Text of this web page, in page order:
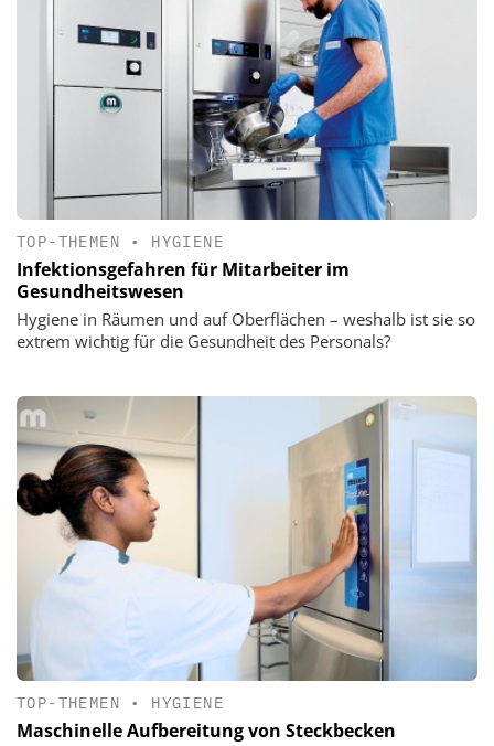
TOP-THEMEN • HYGIENE
Infektionsgefahren für Mitarbeiter im
Gesundheitswesen
Hygiene in Räumen und auf Oberflächen – weshalb ist sie so
extrem wichtig für die Gesundheit des Personals?
TOP-THEMEN • HYGIENE
Maschinelle Aufbereitung von Steckbecken